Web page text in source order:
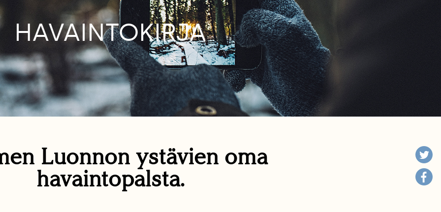
HAVAINTOKIRJA
Luonnon ystävien oma
havaintopalsta.